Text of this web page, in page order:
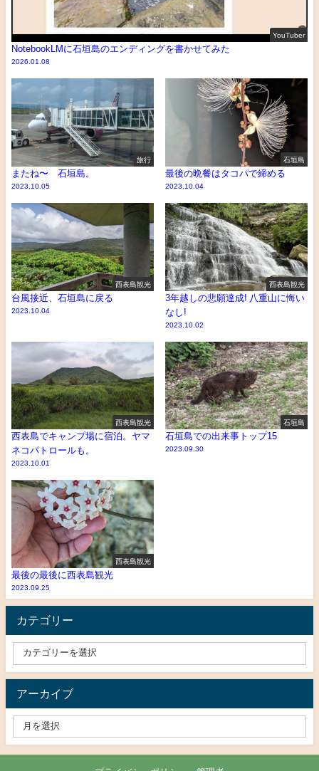
YouTuber
NotebookLMに石垣島のエンディングを書かせてみた
2026.01.08
旅行
またね〜 石垣島。
2023.10.05
石垣島
最後の晩餐はタコパで締める
2023.10.04
西表島観光
台風接近、石垣島に戻る
2023.10.04
西表島観光
3年越しの悲願達成! 八重山に悔い
なし!
2023.10.02
西表島観光
西表島でキャンプ場に宿泊。ヤマ
ネコパトロールも。
2023.10.01
石垣島
石垣島での出来事トップ15
2023.09.30
西表島観光
最後の最後に西表島観光
2023.09.25
カテゴリー
アーカイブ